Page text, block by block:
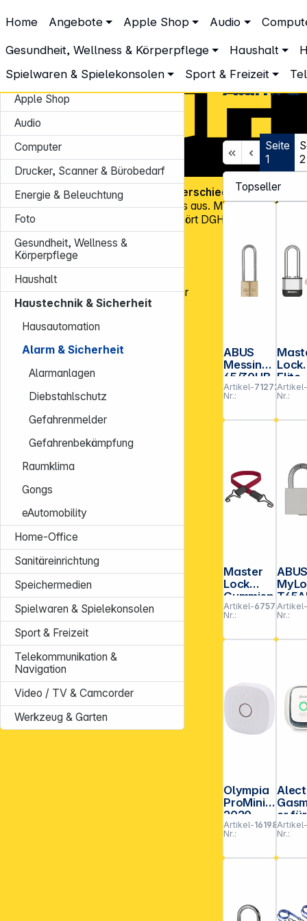
Home Angebote Apple Shop Audio
Gesundheit, Wellness & Körperpflege Haushalt
Spielwaren & Spielekonsolen
Sport & Freizeit
Haustechnik & Sicherheit Alarm & Sicherheit
Angebote
Apple Shop
Audio
Computer
Drucker, Scanner & Bürobedarf
Energie & Beleuchtung
Foto
Gesundheit, Wellness &
Körperpflege
Haushalt
Haustechnik & Sicherheit
Hausautomation
Alarm & Sicherheit
Alarmanlagen
Diebstahlschutz
Gefahrenmelder
Gefahrenbekämpfung
Raumklima
Gongs
eAutomobility
Home-Office
Sanitäreinrichtung
Speichermedien
Spielwaren & Spielekonsolen
Sport & Freizeit
Telekommunikation &
Navigation
Video / TV & Camcorder
Werkzeug & Garten
Alarm &
Seite
1
2
ABUS
Messing
65/30HB
60 SL 4
Artikel-
Nr.:
712728
Lock
Elite
e-
Stift-
Artikel-
Nr.:
Master
Lock
Gummisp
annseil
flach
Wire
Artikel-
Nr.:
675782
ABUS
weiss
5
Artikel-
Nr.:
Olympia
ProMini
2020
Artikel-
Nr.:
161984
er für
Artikel-
Nr.:
Über45.000 Artikelund über 600 verschiedene Marken
Know-how und Erfahrung zeichnen uns aus. Mit mehr als
Kundenadressen
in Deutschland gehört DGH zu den Top-
für CE-Technologieprodukte!
Tel.: 0931 9708 - 444
E-Mail:info@dgh.de
Montag – Donnerstag: 8:00 – 17:00 Uhr
Freitag: 8:00 – 14:00 Uhr